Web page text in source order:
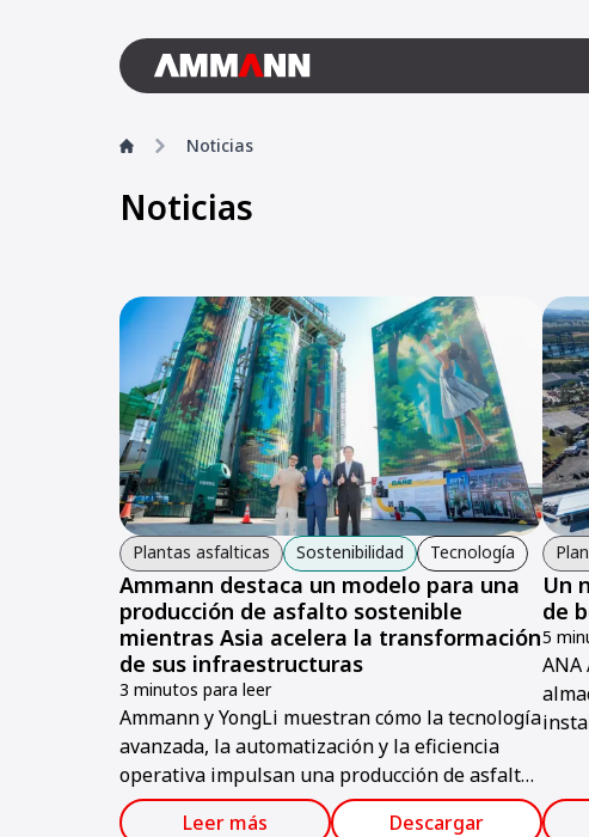
Noticias
Noticias
Plantas asfalticas Sostenibilidad Tecnología
Ammann destaca un modelo para una
producción de asfalto sostenible
mientras Asia acelera la transformación
de sus infraestructuras
3 minutos para leer
Ammann y YongLi muestran cómo la tecnología
avanzada, la automatización y la eficiencia
operativa impulsan una producción de asfalto
más sostenible en Taiwán y Asia.
Leer más Descargar
Un
de
5
ANA